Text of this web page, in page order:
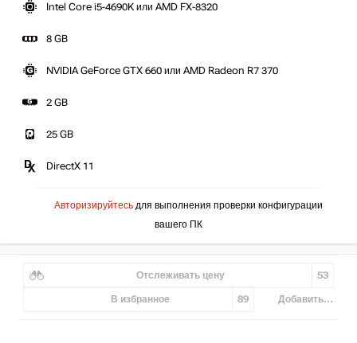
Intel Core i5-4690K или AMD FX-8320
8 GB
NVIDIA GeForce GTX 660 или AMD Radeon R7 370
2 GB
25 GB
DirectX 11
Авторизируйтесь для выполнения проверки конфигурации
вашего ПК
Отслеживать цену 53
В избранное 89 Добавить...